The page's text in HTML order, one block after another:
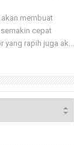
membuat
cepat
yang rapih juga ak...